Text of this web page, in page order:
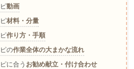
動画
材料・分量
作り方・手順
の作業全体の大まかな流れ
に合う お勧め献立・付け合わせ